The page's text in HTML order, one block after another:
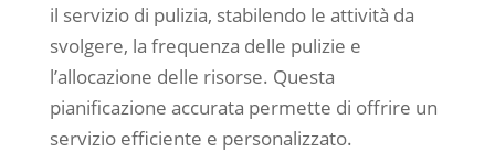
il servizio di pulizia, stabilendo le attività da
svolgere, la frequenza delle pulizie e
l’allocazione delle risorse. Questa
pianificazione accurata permette di offrire un
servizio efficiente e personalizzato.